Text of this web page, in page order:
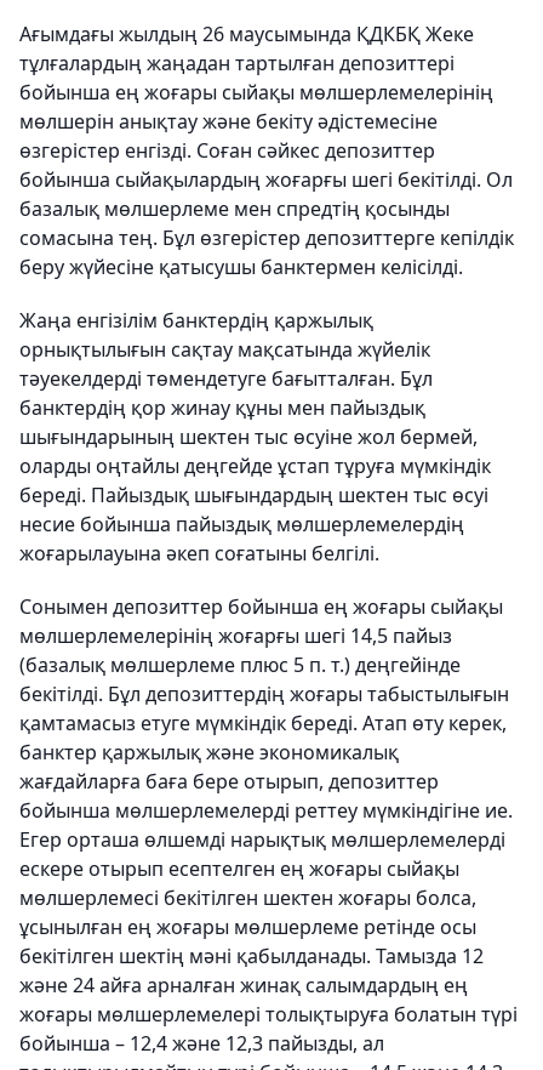
Ағымдағы жылдың 26 маусымында ҚДКБҚ Жеке
тұлғалардың жаңадан тартылған депозиттері
бойынша ең жоғары сыйақы мөлшерлемелерінің
мөлшерін анықтау және бекіту әдістемесіне
өзгерістер енгізді. Соған сәйкес депозиттер
бойынша сыйақылардың жоғарғы шегі бекітілді. Ол
базалық мөлшерлеме мен спредтің қосынды
сомасына тең. Бұл өзгерістер депозиттерге кепілдік
беру жүйесіне қатысушы банктермен келісілді.
Жаңа енгізілім банктердің қаржылық
орнықтылығын сақтау мақсатында жүйелік
тәуекелдерді төмендетуге бағытталған. Бұл
банктердің қор жинау құны мен пайыздық
шығындарының шектен тыс өсуіне жол бермей,
оларды оңтайлы деңгейде ұстап тұруға мүмкіндік
береді. Пайыздық шығындардың шектен тыс өсуі
несие бойынша пайыздық мөлшерлемелердің
жоғарылауына әкеп соғатыны белгілі.
Сонымен депозиттер бойынша ең жоғары сыйақы
мөлшерлемелерінің жоғарғы шегі 14,5 пайыз
(базалық мөлшерлеме плюс 5 п. т.) деңгейінде
бекітілді. Бұл депозиттердің жоғары табыстылығын
қамтамасыз етуге мүмкіндік береді. Атап өту керек,
банктер қаржылық және экономикалық
жағдайларға баға бере отырып, депозиттер
бойынша мөлшерлемелерді реттеу мүмкіндігіне ие.
Егер орташа өлшемді нарықтық мөлшерлемелерді
ескере отырып есептелген ең жоғары сыйақы
мөлшерлемесі бекітілген шектен жоғары болса,
ұсынылған ең жоғары мөлшерлеме ретінде осы
бекітілген шектің мәні қабылданады. Тамызда 12
және 24 айға арналған жинақ салымдардың ең
жоғары мөлшерлемелері толықтыруға болатын түрі
бойынша – 12,4 және 12,3 пайызды, ал